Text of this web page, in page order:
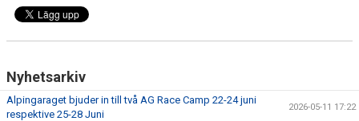
BILDGALLERI
Nyhetsarkiv
Alpingaraget bjuder in till två AG Race Camp 22-24 juni
respektive 25-28 Juni
2026-05-11 17:22